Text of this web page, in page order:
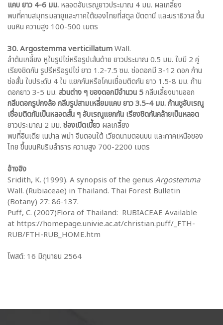
แคบ ยาว 4-6 มม. หลอดอับเรณูยาวประมาณ 4 มม. ผลเกลี้ยง
พบที่คาบสมุทรมลายูและภาคใต้ของไทยที่สตูล ปัตตานี และนราธิวาส ขึ้น
บนหิน ความสูง 100-500 เมตร
30. Argostemma verticillatumWall.
ลำต้นเกลี้ยง หูใบรูปไข่หรือรูปเส้นด้าย ยาวประมาณ 0.5 มม. ใบมี 2 คู่
เรียงชิดกัน รูปรีหรือรูปไข่ ยาว 1.2-7.5 ซม. ช่อดอกมี 3-12 ดอก ก้าน
ช่อสั้น ใบประดับ 4 ใบ แยกกันหรือโคนเชื่อมติดกัน ยาว 1.5-8 มม. ก้าน
ดอกยาว 3-5 มม. ส่วนต่าง ๆ ของดอกมีจำนวน 5กลีบเลี้ยงบานออก
กลีบดอกรูปกงล้อ กลีบรูปสามเหลี่ยมแคบ ยาว 3.5-4 มม. ก้านชูอับเรณู
เชื่อมติดกันเป็นหลอดสั้น ๆ อับเรณูแยกกัน เรียงชิดกันคล้ายเป็นหลอด
ยาวประมาณ 2 มม. ช่องเปิดเบี้ยว ผลเกลี้ยง
พบที่อินเดีย เนปาล พม่า จีนตอนใต้ เวียดนามตอนบน และภาคเหนือของ
ไทย ขึ้นบนหินริมลำธาร ความสูง 700-2200 เมตร
อ้างอิง
Sridith, K. (1999). A synopsis of the genus Argostemma
Wall. (Rubiaceae) in Thailand. Thai Forest Bulletin
(Botany) 27: 86-137.
Puff, C. (2007)Flora of Thailand: RUBIACEAE Available
at https://homepage.univie.ac.at/christian.puff/_FTH-
RUB/FTH-RUB_HOME.htm
โพสต์: 16 มิถุนายน 2564